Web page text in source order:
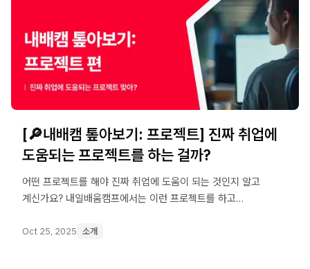
[🔎내배캠 톺아보기: 프로젝트] 진짜 취업에
도움되는 프로젝트를 하는 걸까?
어떤 프로젝트를 해야 진짜 취업에 도움이 되는 것인지 알고
계신가요? 내일배움캠프에서는 이런 프로젝트를 하고
Oct 25, 2025 소개